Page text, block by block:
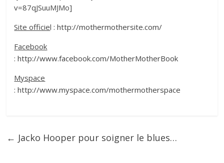
v=87qJSuuMJMo]
Site officiel :http://mothermothersite.com/
Facebook
:http://www.facebook.com/MotherMotherBook
Myspace
:http://www.myspace.com/mothermotherspace
← Jacko Hooper pour soigner le blues…